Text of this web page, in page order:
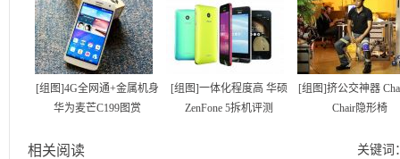
[组图]4G全网通+金属机身
华为麦芒C199图赏
[组图]一体化程度高 华硕
ZenFone 5拆机评测
[组图]挤公交神器
Chair隐形椅
相关阅读 关键词